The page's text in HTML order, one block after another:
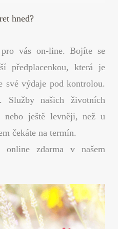
hned?
vás on-line. Bojíte se
předplacenkou, která je
své výdaje pod kontrolou.
Služby našich životních
nebo ještě levněji, než u
čekáte na termín.
zdarma v našem